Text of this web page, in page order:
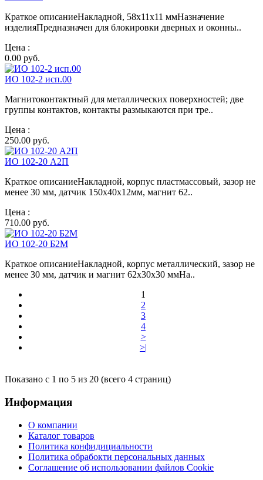
Краткое описаниеНакладной, 58х11х11 ммНазначение
изделияПредназначен для блокировки дверных и оконны..
Цена :
0.00 руб.
ИО 102-2 исп.00
Магнитоконтактный для металлических поверхностей; две
группы контактов, контакты размыкаются при тре..
Цена :
250.00 руб.
ИО 102-20 А2П
Краткое описаниеНакладной, корпус пластмассовый, зазор не
менее 30 мм, датчик 150х40х12мм, магнит 62..
Цена :
710.00 руб.
ИО 102-20 Б2М
Краткое описаниеНакладной, корпус металлический, зазор не
менее 30 мм, датчик и магнит 62х30х30 ммНа..
1
2
3
4
>
>|
Показано с 1 по 5 из 20 (всего 4 страниц)
Информация
О компании
Каталог товаров
Политика конфидициальности
Политика обрабокти персональных данных
Соглашение об использовании файлов Cookie